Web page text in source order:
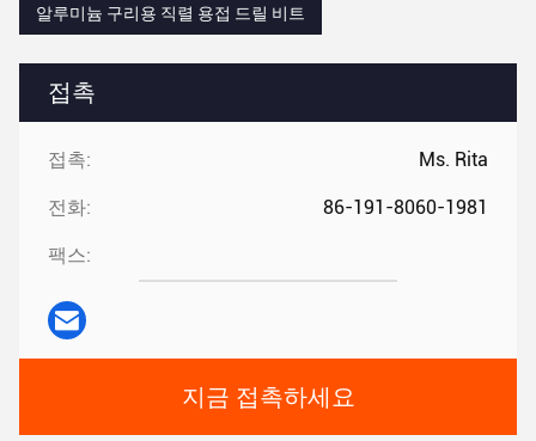
접촉
접촉: Ms. Rita
전화: 86-191-8060-1981
팩스:
지금 접촉하세요
알루미늄 구리용 직렬 용접 드릴 비트